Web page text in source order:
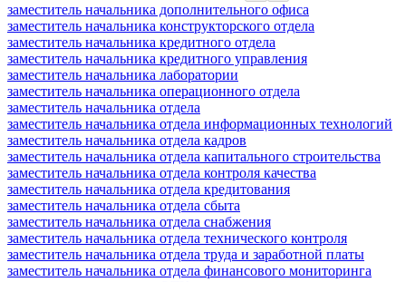
заместитель начальника дополнительного офиса
заместитель начальника конструкторского отдела
заместитель начальника кредитного отдела
заместитель начальника кредитного управления
заместитель начальника лаборатории
заместитель начальника операционного отдела
заместитель начальника отдела
заместитель начальника отдела информационных технологий
заместитель начальника отдела кадров
заместитель начальника отдела капитального строительства
заместитель начальника отдела контроля качества
заместитель начальника отдела кредитования
заместитель начальника отдела сбыта
заместитель начальника отдела снабжения
заместитель начальника отдела технического контроля
заместитель начальника отдела труда и заработной платы
заместитель начальника отдела финансового мониторинга